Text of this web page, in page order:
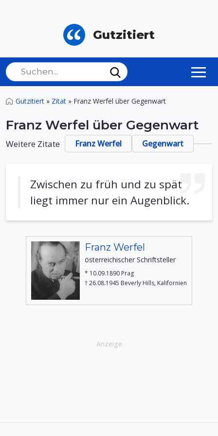
Gutzitiert
Gutzitiert » Zitat » Franz Werfel über Gegenwart
Franz Werfel über Gegenwart
Weitere Zitate Franz Werfel Gegenwart
Zwischen zu früh und zu spät
liegt immer nur ein Augenblick.
Franz Werfel
österreichischer Schriftsteller
* 10.09.1890 Prag
† 26.08.1945 Beverly Hills, Kalifornien
Anzeige